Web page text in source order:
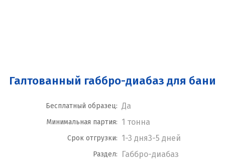
Галтованный габбро-диабаз для бани
Бесплатный образец: Да
Минимальная партия: 1 тонна
Срок отгрузки: 1-3 дня3-5 дней
Раздел: Габбро-диабаз